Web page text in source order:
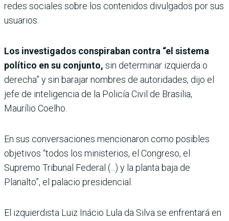
redes sociales sobre los contenidos divulgados por sus
usuarios.
Los investigados conspiraban contra “el sistema
político en su conjunto, sin determinar izquierda o
derecha” y sin barajar nombres de autoridades, dijo el
jefe de inteligencia de la Policía Civil de Brasilia,
Maurílio Coelho.
En sus conversaciones mencionaron como posibles
objetivos “todos los ministerios, el Congreso, el
Supremo Tribunal Federal (...) y la planta baja de
Planalto”, el palacio presidencial.
El izquierdista Luiz Inácio Lula da Silva se enfrentará en